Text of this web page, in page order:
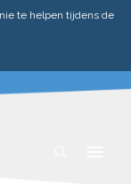
te helpen tijdens de